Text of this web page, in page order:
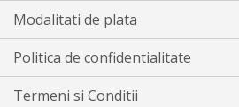
Modalitati de plata
Politica de confidentialitate
Termeni si Conditii